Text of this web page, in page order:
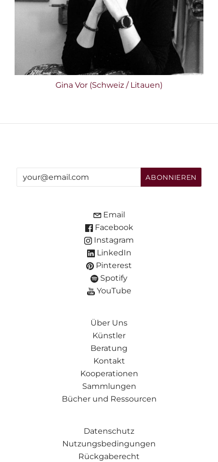
Gina Vor (Schweiz / Litauen)
Email
Facebook
Instagram
LinkedIn
Pinterest
Spotify
YouTube
Über Uns
Künstler
Beratung
Kontakt
Kooperationen
Sammlungen
Bücher und Ressourcen
Datenschutz
Nutzungsbedingungen
Rückgaberecht